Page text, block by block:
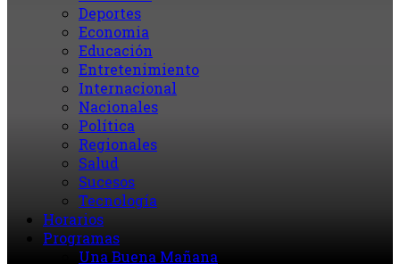
Deportes
Economia
Educación
Entretenimiento
Internacional
Nacionales
Política
Regionales
Salud
Sucesos
Tecnología
Horarios
Programas
Una Buena Mañana